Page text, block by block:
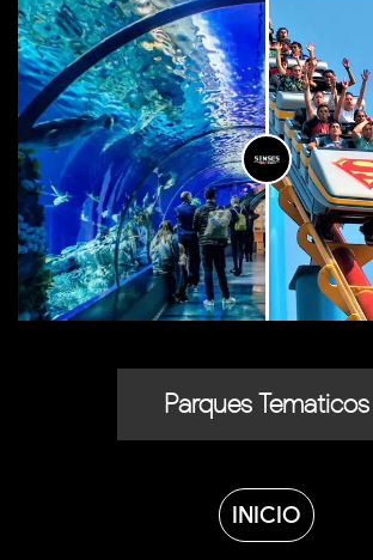
Parques Tematicos
INICIO